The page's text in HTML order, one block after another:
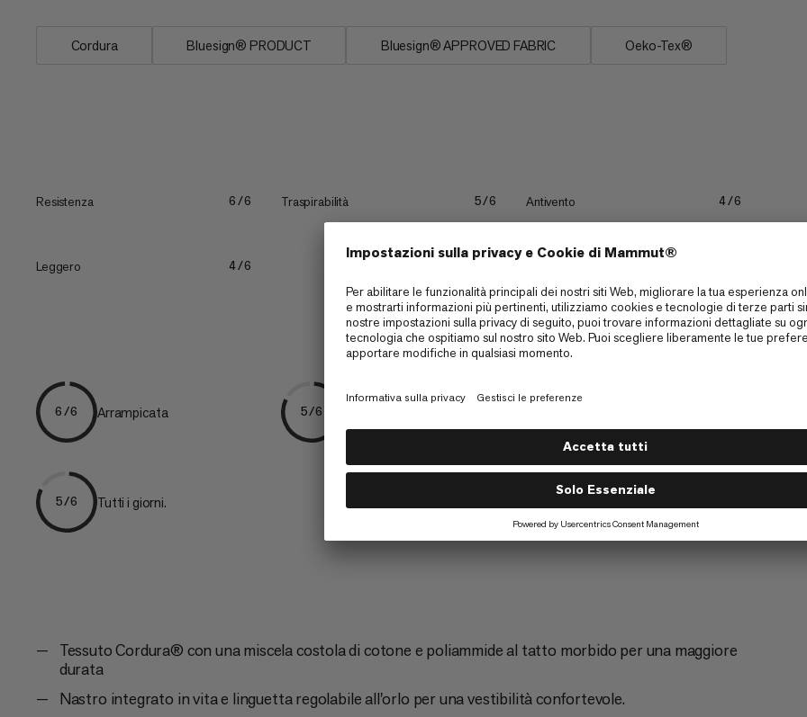
Cordura Bluesign® PRODUCT Bluesign® APPROVED FABRIC Oeko-Tex®
Resistenza 6/6 Traspirabilità 5/6 Antivento 4/6
Leggero 4/6
6/6 Arrampicata 5/6
5/6 Tutti i giorni.
Tessuto Cordura® con una miscela costola di cotone e poliammide al tatto morbido per una maggiore
durata
Nastro integrato in vita e linguetta regolabile all'orlo per una vestibilità confortevole.